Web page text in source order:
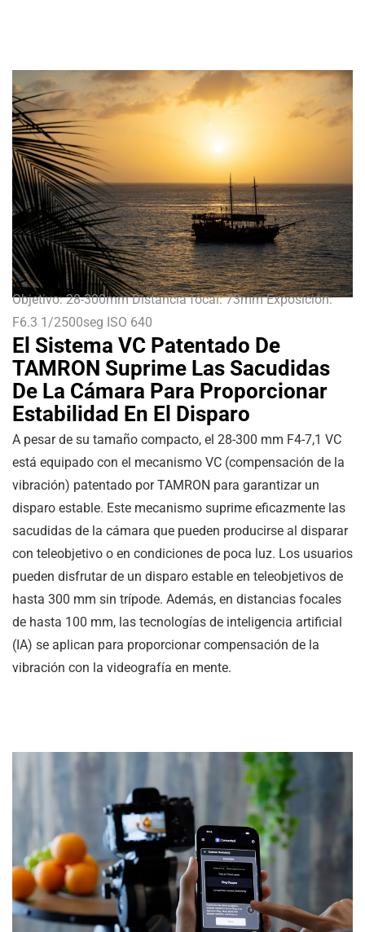
Objetivo: 28-300mm Distancia focal: 73mm Exposición:
F6.3 1/2500seg ISO 640
El Sistema VC Patentado De
TAMRON Suprime Las Sacudidas
De La Cámara Para Proporcionar
Estabilidad En El Disparo
A pesar de su tamaño compacto, el 28-300 mm F4-7,1 VC
está equipado con el mecanismo VC (compensación de la
vibración) patentado por TAMRON para garantizar un
disparo estable. Este mecanismo suprime eficazmente las
sacudidas de la cámara que pueden producirse al disparar
con teleobjetivo o en condiciones de poca luz. Los usuarios
pueden disfrutar de un disparo estable en teleobjetivos de
hasta 300 mm sin trípode. Además, en distancias focales
de hasta 100 mm, las tecnologías de inteligencia artificial
(IA) se aplican para proporcionar compensación de la
vibración con la videografía en mente.